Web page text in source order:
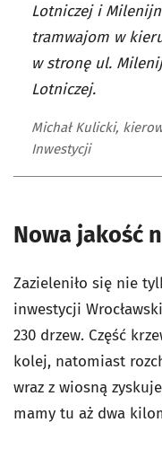
Lotniczej i
tramwajom w
w stronę ul.
Lotniczej.
Michał Kulicki,
Inwestycji
Nowa jakość
Zazieleniło się nie
inwestycji
230 drzew. Część
kolej, natomiast
wraz z wiosną
mamy tu aż dwa